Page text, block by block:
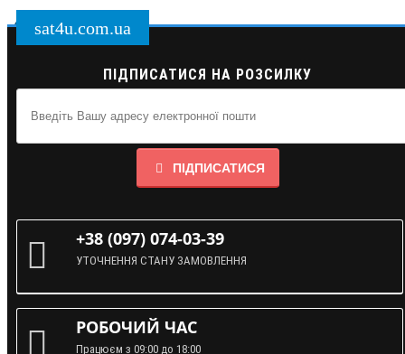
sat4u.com.ua
ПІДПИСАТИСЯ НА РОЗСИЛКУ
ПІДПИСАТИСЯ
+38 (097) 074-03-39
УТОЧНЕННЯ СТАНУ ЗАМОВЛЕННЯ
РОБОЧИЙ ЧАС
Працюєм з 09:00 до 18:00